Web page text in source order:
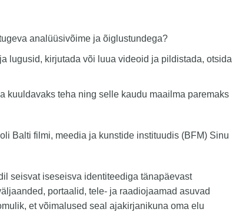
analüüsivõime ja õiglustundega?
lugusid, kirjutada või luua videoid ja pildistada, otsida
kuuldavaks teha ning selle kaudu maailma paremaks
Balti filmi, meedia ja kunstide instituudis (BFM) Sinu
seisvat iseseisva identiteediga tänapäevast
portaalid, tele- ja raadiojaamad asuvad
et võimalused seal ajakirjanikuna oma elu